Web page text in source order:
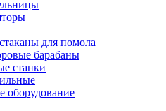
для помола
барабаны
станки
оборудование